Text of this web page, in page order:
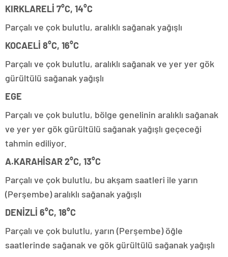
KIRKLARELİ 7°C, 14°C
Parçalı ve çok bulutlu, aralıklı sağanak yağışlı
KOCAELİ 8°C, 16°C
Parçalı ve çok bulutlu, aralıklı sağanak ve yer yer gök
gürültülü sağanak yağışlı
EGE
Parçalı ve çok bulutlu, bölge genelinin aralıklı sağanak
ve yer yer gök gürültülü sağanak yağışlı geçeceği
tahmin ediliyor.
A.KARAHİSAR 2°C, 13°C
Parçalı ve çok bulutlu, bu akşam saatleri ile yarın
(Perşembe) aralıklı sağanak yağışlı
DENİZLİ 6°C, 18°C
Parçalı ve çok bulutlu, yarın (Perşembe) öğle
saatlerinde sağanak ve gök gürültülü sağanak yağışlı